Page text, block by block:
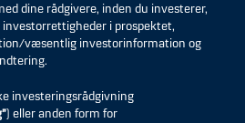
dine rådgivere, inden du investerer,
i prospektet,
væsentlig investorinformation og
investeringsrådgivning
) eller anden form for